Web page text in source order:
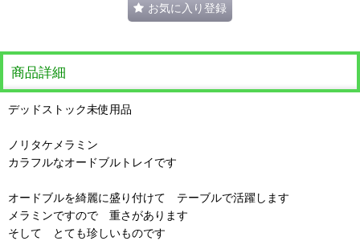
お気に入り登録
商品詳細
デッドストック未使用品
ノリタケメラミン
カラフルなオードブルトレイです
オードブルを綺麗に盛り付けて テーブルで活躍します
メラミンですので 重さがあります
そして とても珍しいものです